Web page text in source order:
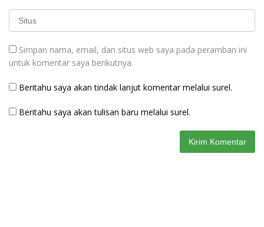
Simpan nama, email, dan situs web saya pada peramban ini
untuk komentar saya berikutnya.
Beritahu saya akan tindak lanjut komentar melalui surel.
Beritahu saya akan tulisan baru melalui surel.